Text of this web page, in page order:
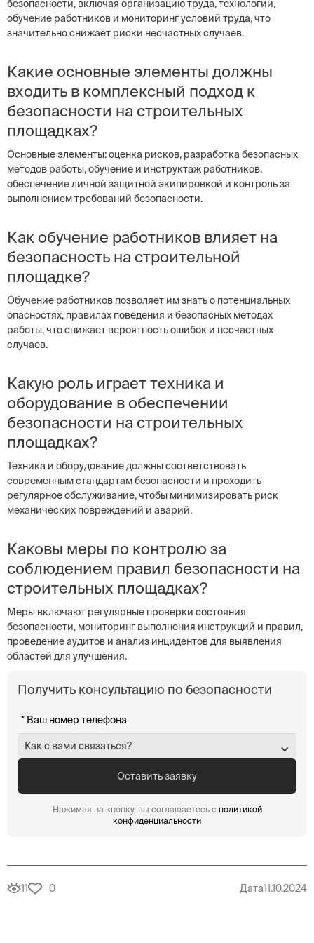
безопасности, включая организацию труда, технологии,
обучение работников и мониторинг условий труда, что
значительно снижает риски несчастных случаев.
Какие основные элементы должны
входить в комплексный подход к
безопасности на строительных
площадках?
Основные элементы: оценка рисков, разработка безопасных
методов работы, обучение и инструктаж работников,
обеспечение личной защитной экипировкой и контроль за
выполнением требований безопасности.
Как обучение работников влияет на
безопасность на строительной
площадке?
Обучение работников позволяет им знать о потенциальных
опасностях, правилах поведения и безопасных методах
работы, что снижает вероятность ошибок и несчастных
случаев.
Какую роль играет техника и
оборудование в обеспечении
безопасности на строительных
площадках?
Техника и оборудование должны соответствовать
современным стандартам безопасности и проходить
регулярное обслуживание, чтобы минимизировать риск
механических повреждений и аварий.
Каковы меры по контролю за
соблюдением правил безопасности на
строительных площадках?
Меры включают регулярные проверки состояния
безопасности, мониторинг выполнения инструкций и правил,
проведение аудитов и анализ инцидентов для выявления
областей для улучшения.
Получить консультацию по безопасности
Как с вами связаться?
Нажимая на кнопку, вы соглашаетесь с политикой
конфиденциальности
11 0 Дата11.10.2024